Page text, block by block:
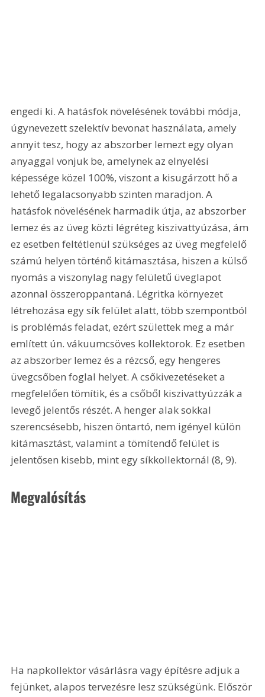
engedi ki. A hatásfok növelésének további módja,
úgynevezett szelektív bevonat használata, amely
annyit tesz, hogy az abszorber lemezt egy olyan
anyaggal vonjuk be, amelynek az elnyelési
képessége közel 100%, viszont a kisugárzott hő a
lehető legalacsonyabb szinten maradjon. A
hatásfok növelésének harmadik útja, az abszorber
lemez és az üveg közti légréteg kiszivattyúzása, ám
ez esetben feltétlenül szükséges az üveg megfelelő
számú helyen történő kitámasztása, hiszen a külső
nyomás a viszonylag nagy felületű üveglapot
azonnal összeroppantaná. Légritka környezet
létrehozása egy sík felület alatt, több szempontból
is problémás feladat, ezért születtek meg a már
említett ún. vákuumcsöves kollektorok. Ez esetben
az abszorber lemez és a rézcső, egy hengeres
üvegcsőben foglal helyet. A csőkivezetéseket a
megfelelően tömítik, és a csőből kiszivattyúzzák a
levegő jelentős részét. A henger alak sokkal
szerencsésebb, hiszen öntartó, nem igényel külön
kitámasztást, valamint a tömítendő felület is
jelentősen kisebb, mint egy síkkollektornál (8, 9).
Megvalósítás
Ha napkollektor vásárlásra vagy építésre adjuk a
fejünket, alapos tervezésre lesz szükségünk. Először